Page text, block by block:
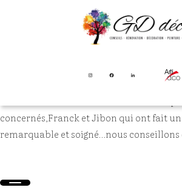
TRAVAIL
SOIGNÉ…
Nous sommes très satisfaits des travaux
appartement effectués par l’entreprise
concernés,Franck et Jibon qui ont fait
remarquable et soigné…nous